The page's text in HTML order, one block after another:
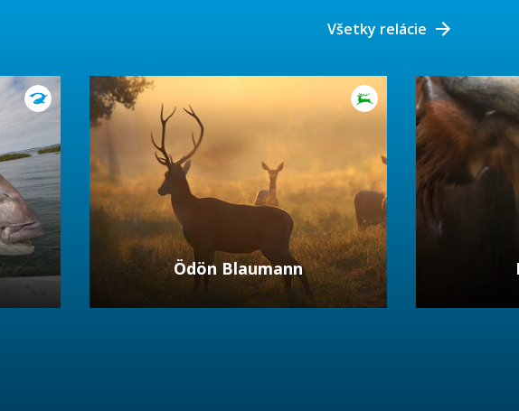
Všetky relácie
Ödön Blaumann